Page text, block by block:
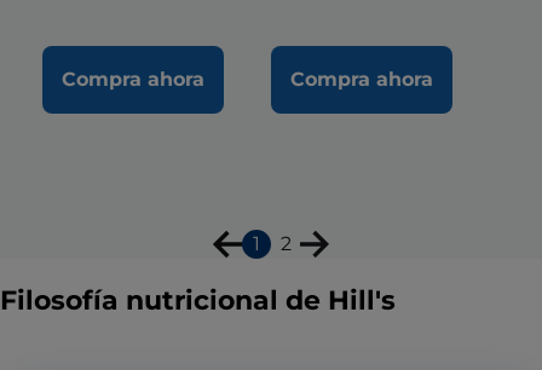
Compra ahora Compra ahora
1 2
Filosofía nutricional de Hill's